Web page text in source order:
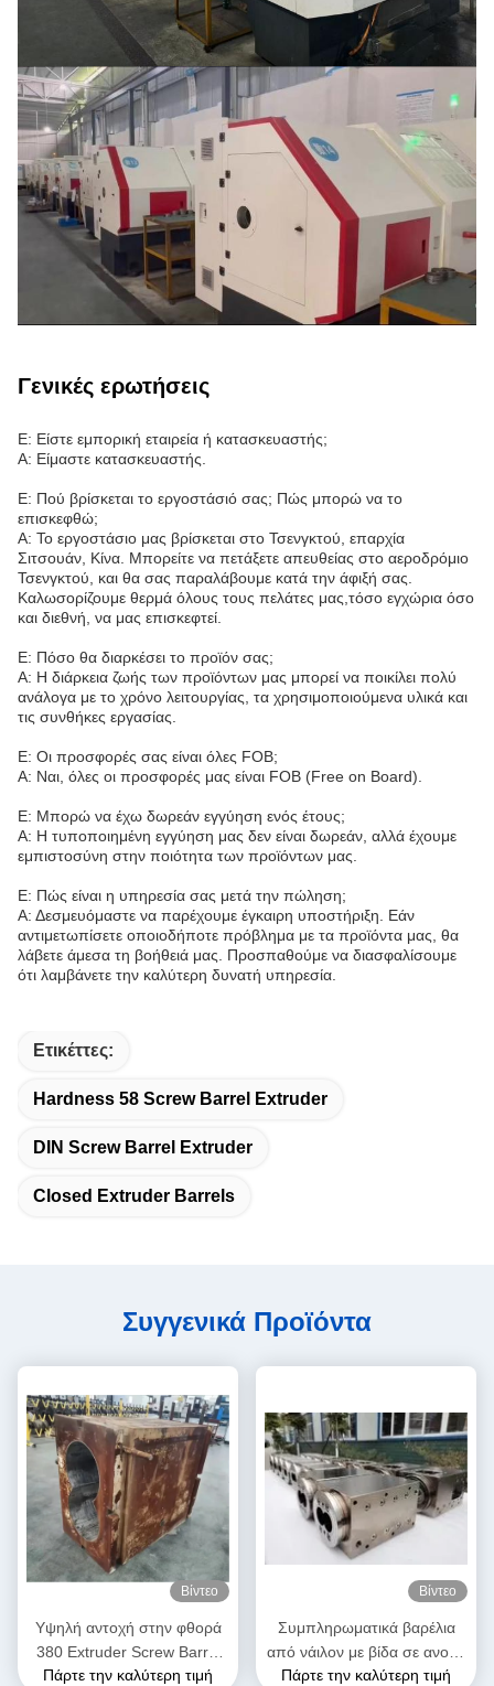
Γενικές ερωτήσεις
Ε: Είστε εμπορική εταιρεία ή κατασκευαστής;
Α: Είμαστε κατασκευαστής.
Ε: Πού βρίσκεται το εργοστάσιό σας; Πώς μπορώ να το
επισκεφθώ;
Α: Το εργοστάσιο μας βρίσκεται στο Τσενγκτού, επαρχία
Σιτσουάν, Κίνα. Μπορείτε να πετάξετε απευθείας στο αεροδρόμιο
Τσενγκτού, και θα σας παραλάβουμε κατά την άφιξή σας.
Καλωσορίζουμε θερμά όλους τους πελάτες μας,τόσο εγχώρια όσο
και διεθνή, να μας επισκεφτεί.
Ε: Πόσο θα διαρκέσει το προϊόν σας;
Α: Η διάρκεια ζωής των προϊόντων μας μπορεί να ποικίλει πολύ
ανάλογα με το χρόνο λειτουργίας, τα χρησιμοποιούμενα υλικά και
τις συνθήκες εργασίας.
Ε: Οι προσφορές σας είναι όλες FOB;
Α: Ναι, όλες οι προσφορές μας είναι FOB (Free on Board).
Ε: Μπορώ να έχω δωρεάν εγγύηση ενός έτους;
Α: Η τυποποιημένη εγγύηση μας δεν είναι δωρεάν, αλλά έχουμε
εμπιστοσύνη στην ποιότητα των προϊόντων μας.
Ε: Πώς είναι η υπηρεσία σας μετά την πώληση;
Α: Δεσμευόμαστε να παρέχουμε έγκαιρη υποστήριξη. Εάν
αντιμετωπίσετε οποιοδήποτε πρόβλημα με τα προϊόντα μας, θα
λάβετε άμεσα τη βοήθειά μας. Προσπαθούμε να διασφαλίσουμε
ότι λαμβάνετε την καλύτερη δυνατή υπηρεσία.
Ετικέττες:
Hardness 58 Screw Barrel Extruder
DIN Screw Barrel Extruder
Closed Extruder Barrels
Συγγενικά Προϊόντα
Βίντεο
Υψηλή αντοχή στην φθορά
380 Extruder Screw Barrel
Combi Barrels για
Πάρτε την καλύτερη τιμή
Βίντεο
Συμπληρωματικά βαρέλια
από νάιλον με βίδα σε ανοχή
0,02 mm για μηχανή
Πάρτε την καλύτερη τιμή